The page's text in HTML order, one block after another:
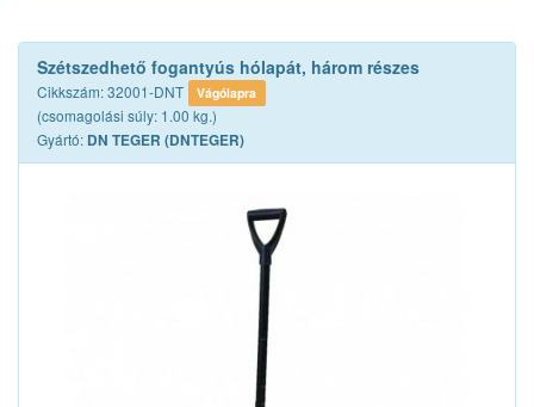
Szétszedhető fogantyús hólapát, három részes
Cikkszám: 32001-DNT Vágólapra
(csomagolási súly: 1.00 kg.)
Gyártó: DN TEGER (DNTEGER)